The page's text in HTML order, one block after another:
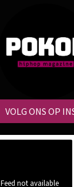
VOLG ONS OP
Feed not available